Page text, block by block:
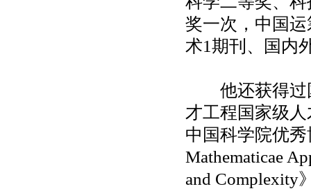
奖一次，中国
术1期刊、国内
他还获得过国
才工程国家级
中国科学院优
Mathematicae
and Complexity